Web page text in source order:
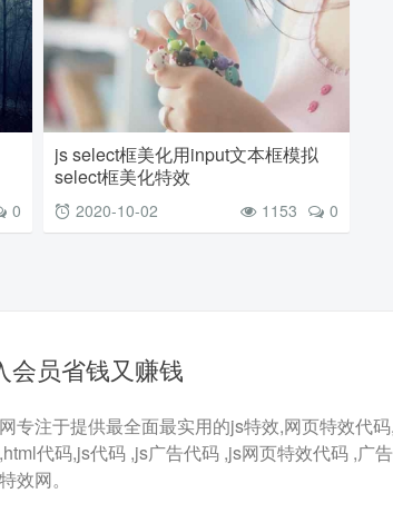
0
js select框美化用input文本框模拟
select框美化特效
2020-10-02 0
1153
会员省钱又赚钱
专注于提供最全面最实用的js特效,网页特效代
代码,js代码 ,js广告代码 ,js网页特效代码 ,广
效网。